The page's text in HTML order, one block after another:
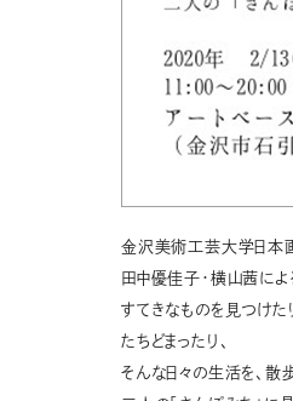
金沢美術工芸大学日本
田中優佳子・横山茜によ
すてきなものを見つけたり
たちどまったり、
そんな日々の生活を、散